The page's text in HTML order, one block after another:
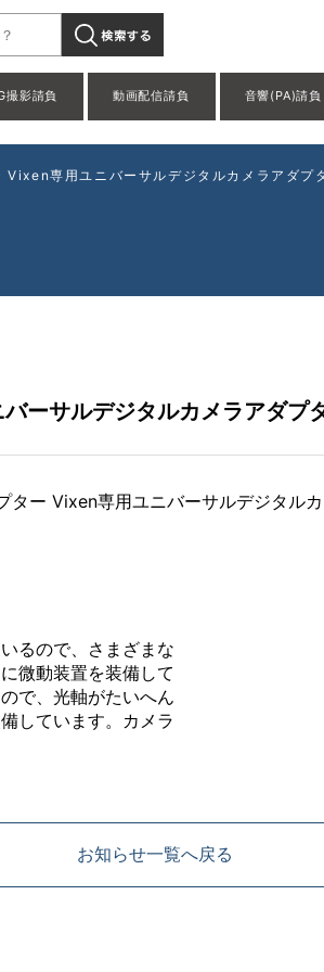
撮影請負 動画配信請負 音響(PA)請負
Vixen専用ユニバーサルデジタルカメラアダ
ーサルデジタルカメラアダプ
るので、さまざまな
微動装置を装備して
で、光軸がたいへん
しています。カメラ
お知らせ一覧へ戻る